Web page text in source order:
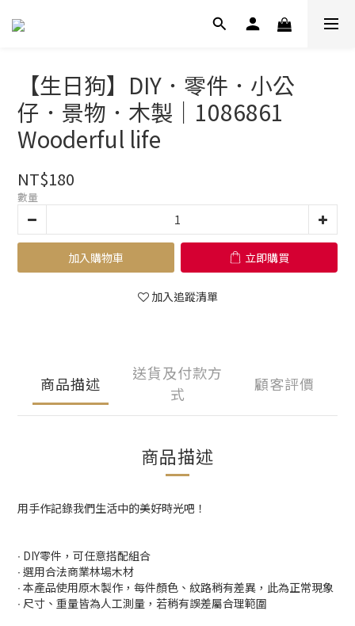
【生日狗】DIY．零件．小公
仔．景物．木製｜1086861
Wooderful life
NT$180
數量
加入購物車 立即購買
加入追蹤清單
商品描述
送貨及付款方
式
顧客評價
商品描述
用手作記錄我們生活中的美好時光吧！
∙ DIY零件，可任意搭配組合
∙ 選用合法商業林場木材
∙ 本產品使用原木製作，每件顏色、紋路稍有差異，此為正常現象
∙ 尺寸、重量皆為人工測量，若稍有誤差屬合理範圍